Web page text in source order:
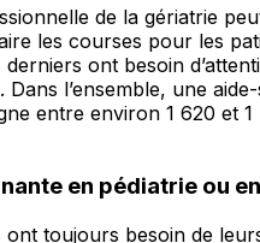
de la gériatrie
les courses pour les
derniers ont besoin
Dans l’ensemble, une
entre environ 1 620 et
en pédiatrie ou
ont toujours besoin de